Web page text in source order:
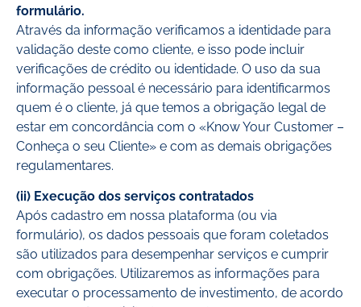
formulário.
Através da informação verificamos a identidade para
validação deste como cliente, e isso pode incluir
verificações de crédito ou identidade. O uso da sua
informação pessoal é necessário para identificarmos
quem é o cliente, já que temos a obrigação legal de
estar em concordância com o «Know Your Customer –
Conheça o seu Cliente» e com as demais obrigações
regulamentares.
(ii) Execução dos serviços contratados
Após cadastro em nossa plataforma (ou via
formulário), os dados pessoais que foram coletados
são utilizados para desempenhar serviços e cumprir
com obrigações. Utilizaremos as informações para
executar o processamento de investimento, de acordo